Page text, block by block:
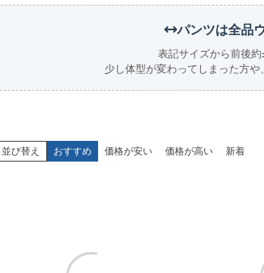
パンツは全品
表記サイズから前後約
少し体型が変わってしまった方や
並び替え おすすめ 価格が安い 価格が高い 新着